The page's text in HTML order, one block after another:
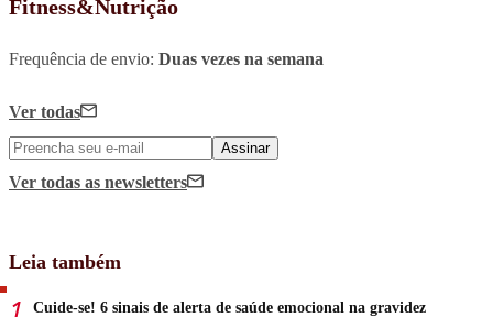
Fitness&Nutrição
Frequência de envio: Duas vezes na semana
Ver todas
Assinar
Ver todas as newsletters
Leia também
Cuide-se! 6 sinais de alerta de saúde emocional na gravidez